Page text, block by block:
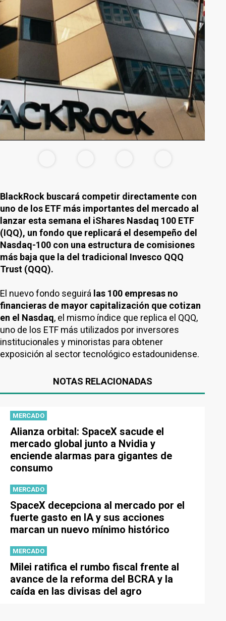
BlackRock buscará competir directamente con
uno de los ETF más importantes del mercado al
lanzar esta semana el iShares Nasdaq 100 ETF
(IQQ), un fondo que replicará el desempeño del
Nasdaq-100 con una estructura de comisiones
más baja que la del tradicional Invesco QQQ
Trust (QQQ).
El nuevo fondo seguirá las 100 empresas no
financieras de mayor capitalización que cotizan
en el Nasdaq, el mismo índice que replica el QQQ,
uno de los ETF más utilizados por inversores
institucionales y minoristas para obtener
exposición al sector tecnológico estadounidense.
NOTAS RELACIONADAS
MERCADO
Alianza orbital: SpaceX sacude el
mercado global junto a Nvidia y
enciende alarmas para gigantes de
consumo
MERCADO
SpaceX decepciona al mercado por el
fuerte gasto en IA y sus acciones
marcan un nuevo mínimo histórico
MERCADO
Milei ratifica el rumbo fiscal frente al
avance de la reforma del BCRA y la
caída en las divisas del agro